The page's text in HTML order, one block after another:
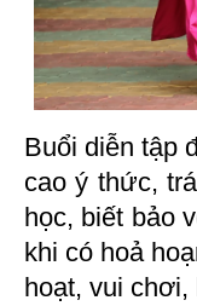
Buổi diễn tập
cao ý thức,
học, biết bảo
khi có hoả
hoạt, vui